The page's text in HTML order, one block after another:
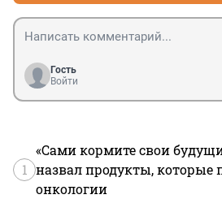
Гость
Войти
1
«Сами кормите свои
назвал продукты, которые
онкологии